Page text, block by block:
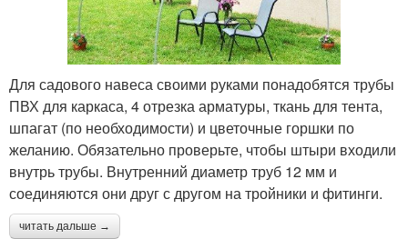
Для садового навеса своими руками понадобятся трубы
ПВХ для каркаса, 4 отрезка арматуры, ткань для тента,
шпагат (по необходимости) и цветочные горшки по
желанию. Обязательно проверьте, чтобы штыри входили
внутрь трубы. Внутренний диаметр труб 12 мм и
соединяются они друг с другом на тройники и фитинги.
читать дальше →